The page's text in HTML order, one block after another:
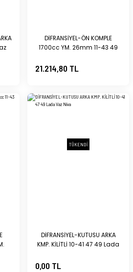
DİFRANSİYEL-ÖN KOMPLE
1700cc YM. 26mm 11-43 49
21.214,80 TL
TÜKENDİ
DİFRANSİYEL-KUTUSU ARKA
KMP. KİLİTLİ 10-41 47 49 Lada
0,00 TL